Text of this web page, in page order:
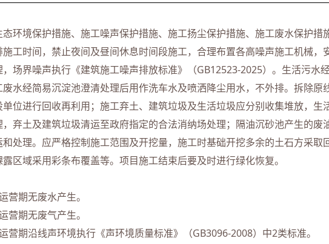
环境保护措施、施工噪声保护措施、施工扬尘保护措施、施工废水保护措
工时间，禁止夜间及昼间休息时间段施工，合理布置各高噪声施工机械，
场界噪声执行《建筑施工噪声排放标准》（GB12523-2025）。生活污水
水经简易沉淀池澄清处理后用作洗车水及喷洒降尘用水，不外排。拆除原
位进行回收再利用；施工弃土、建筑垃圾及生活垃圾应分别收集堆放，生
弃土及建筑垃圾清运至政府指定的合法消纳场处理；隔油沉砂池产生的废
处理。应严格控制施工范围及开挖量，施工时基础开挖多余的土石方采取
区域采用彩条布覆盖等。项目施工结束后要及时进行绿化恢复。
营期无废水产生。
营期无废气产生。
营期沿线声环境执行《声环境质量标准》（GB3096-2008）中2类标准。